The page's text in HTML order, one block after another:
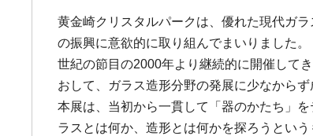
黄金崎クリスタルパークは、優れた現代ガ
の振興に意欲的に取り組んでまいりました。
世紀の節目の2000年より継続的に開催して
おして、ガラス造形分野の発展に少なから
本展は、当初から一貫して「器のかたち」
ラスとは何か、造形とは何かを探ろうという